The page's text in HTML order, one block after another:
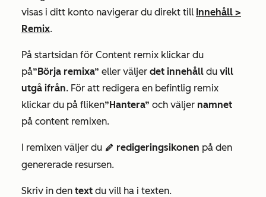
visas i ditt konto navigerar du direkt till Innehåll >
Remix.
På startsidan för Content remix klickar du
på”Börja remixa” eller väljer det innehåll du vill
utgå ifrån. För att redigera en befintlig remix
klickar du på fliken”Hantera” och väljer namnet
på content remixen.
I remixen väljer du editIcon redigeringsikonen på den
genererade resursen.
Skriv in den text du vill ha i texten.